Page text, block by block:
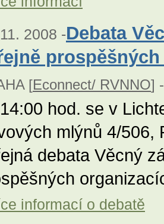
2008 -Debata
[Econnect/ RVNNO] -
hod. se v
mlýnů 4/506,
debata Věcný
informací o debatě